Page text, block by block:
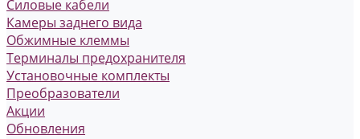
Силовые кабели
Камеры заднего вида
Обжимные клеммы
Терминалы предохранителя
Установочные комплекты
Преобразователи
Акции
Обновления